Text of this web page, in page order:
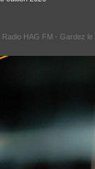
Radio HAG FM - Gardez le